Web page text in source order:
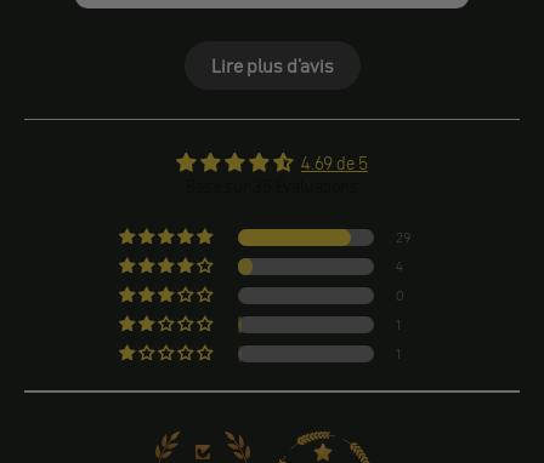
Lire plus d'avis
4.69 de 5
29
4
0
1
1